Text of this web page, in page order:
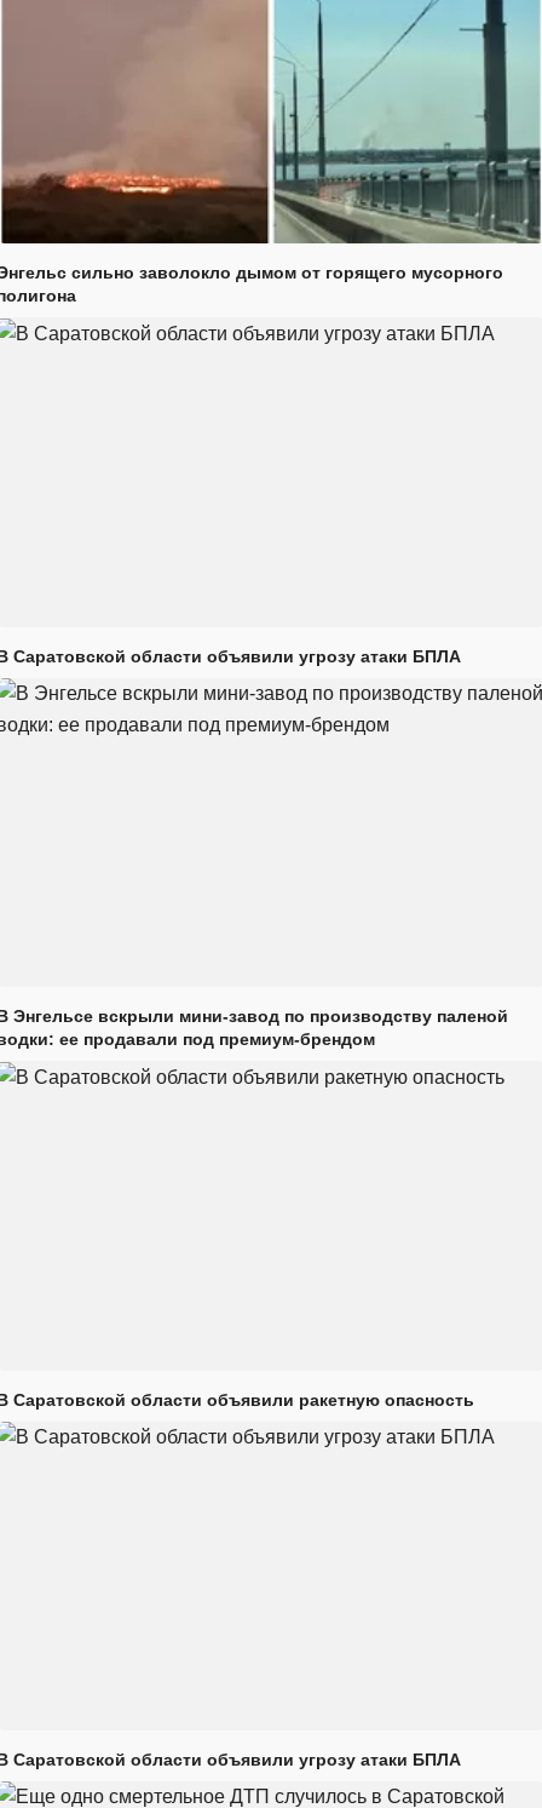
сильно заволокло дымом от горящего мусорного
Саратовской области объявили угрозу атаки БПЛА
Энгельсе вскрыли мини-завод по производству паленой
ее продавали под премиум-брендом
Саратовской области объявили ракетную опасность
Саратовской области объявили угрозу атаки БПЛА